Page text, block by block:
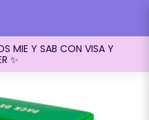
MIE Y SAB CON VISA Y
✨